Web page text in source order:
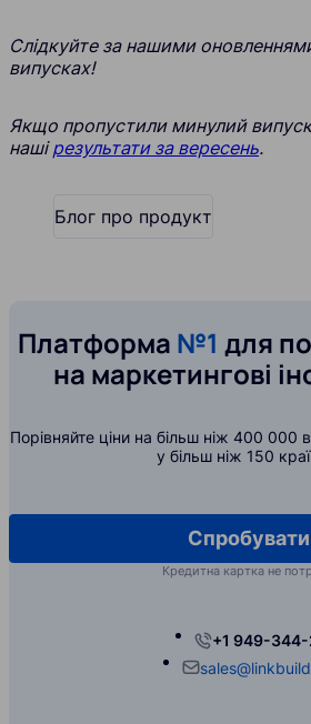
Слідкуйте за нашими
випусках!
Якщо пропустили минулий
нашірезультати за вересень.
Блог про продукт
Платформа №1 для
на маркетингові
Порівняйте ціни на більш ніж 400 000
у більш ніж 150
Спробувати
Кредитна картка не
+1 949-